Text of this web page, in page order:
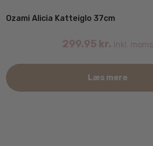
Ozami Alicia Katteiglo 37cm
299.95 kr. inkl. moms
Læs mere